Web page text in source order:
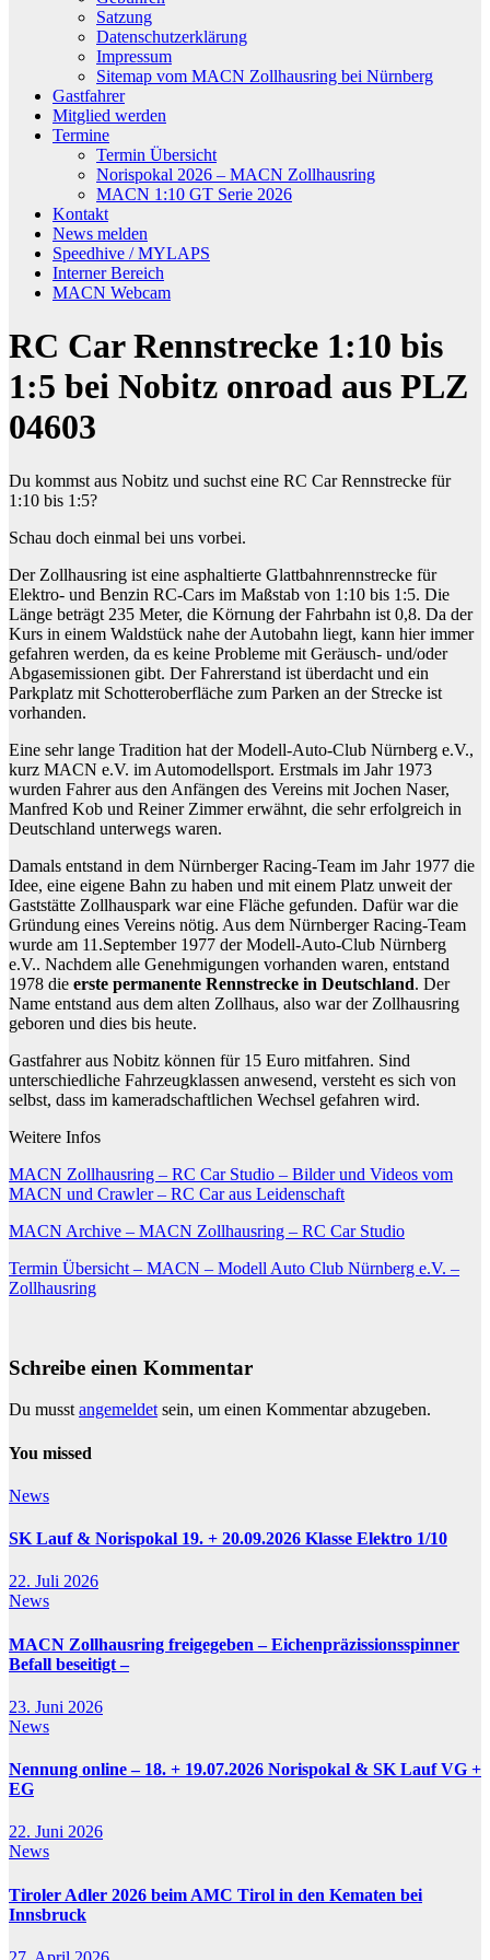
Satzung
Datenschutzerklärung
Impressum
Sitemap vom MACN Zollhausring bei Nürnberg
Gastfahrer
Mitglied werden
Termine
Termin Übersicht
Norispokal 2026 – MACN Zollhausring
MACN 1:10 GT Serie 2026
Kontakt
News melden
Speedhive / MYLAPS
Interner Bereich
MACN Webcam
RC Car Rennstrecke 1:10 bis
1:5 bei Nobitz onroad aus PLZ
04603
Du kommst aus Nobitz und suchst eine RC Car Rennstrecke für
1:10 bis 1:5?
Schau doch einmal bei uns vorbei.
Der Zollhausring ist eine asphaltierte Glattbahnrennstrecke für
Elektro- und Benzin RC-Cars im Maßstab von 1:10 bis 1:5. Die
Länge beträgt 235 Meter, die Körnung der Fahrbahn ist 0,8. Da der
Kurs in einem Waldstück nahe der Autobahn liegt, kann hier immer
gefahren werden, da es keine Probleme mit Geräusch- und/oder
Abgasemissionen gibt. Der Fahrerstand ist überdacht und ein
Parkplatz mit Schotteroberfläche zum Parken an der Strecke ist
vorhanden.
Eine sehr lange Tradition hat der Modell-Auto-Club Nürnberg e.V.,
kurz MACN e.V. im Automodellsport. Erstmals im Jahr 1973
wurden Fahrer aus den Anfängen des Vereins mit Jochen Naser,
Manfred Kob und Reiner Zimmer erwähnt, die sehr erfolgreich in
Deutschland unterwegs waren.
Damals entstand in dem Nürnberger Racing-Team im Jahr 1977 die
Idee, eine eigene Bahn zu haben und mit einem Platz unweit der
Gaststätte Zollhauspark war eine Fläche gefunden. Dafür war die
Gründung eines Vereins nötig. Aus dem Nürnberger Racing-Team
wurde am 11.September 1977 der Modell-Auto-Club Nürnberg
e.V.. Nachdem alle Genehmigungen vorhanden waren, entstand
1978 die erste permanente Rennstrecke in Deutschland. Der
Name entstand aus dem alten Zollhaus, also war der Zollhausring
geboren und dies bis heute.
Gastfahrer aus Nobitz können für 15 Euro mitfahren. Sind
unterschiedliche Fahrzeugklassen anwesend, versteht es sich von
selbst, dass im kameradschaftlichen Wechsel gefahren wird.
Weitere Infos
MACN Zollhausring – RC Car Studio – Bilder und Videos vom
MACN und Crawler – RC Car aus Leidenschaft
MACN Archive – MACN Zollhausring – RC Car Studio
Termin Übersicht – MACN – Modell Auto Club Nürnberg e.V. –
Zollhausring
Schreibe einen Kommentar
Du musst angemeldet sein, um einen Kommentar abzugeben.
You missed
News
SK Lauf & Norispokal 19. + 20.09.2026 Klasse Elektro 1/10
22. Juli 2026
News
MACN Zollhausring freigegeben – Eichenpräzissionsspinner
Befall beseitigt –
23. Juni 2026
News
Nennung online – 18. + 19.07.2026 Norispokal & SK Lauf VG +
EG
22. Juni 2026
News
Tiroler Adler 2026 beim AMC Tirol in den Kematen bei
Innsbruck